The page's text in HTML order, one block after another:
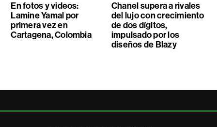
En fotos y videos:
Lamine Yamal por
primera vez en
Cartagena, Colombia
Chanel supera a rivales
del lujo con crecimiento
de dos dígitos,
impulsado por los
diseños de Blazy